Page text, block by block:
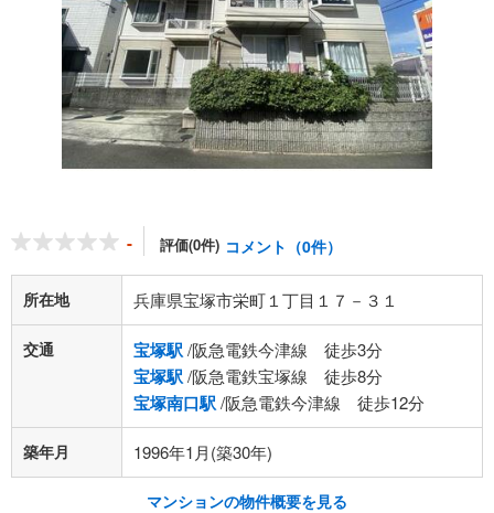
- 評価(0件) コメント（0件）
所在地 兵庫県宝塚市栄町１丁目１７－３１
交通 宝塚駅/阪急電鉄今津線 徒歩3分
宝塚駅/阪急電鉄宝塚線 徒歩8分
宝塚南口駅/阪急電鉄今津線 徒歩12分
築年月 1996年1月(築30年)
マンションの物件概要を見る